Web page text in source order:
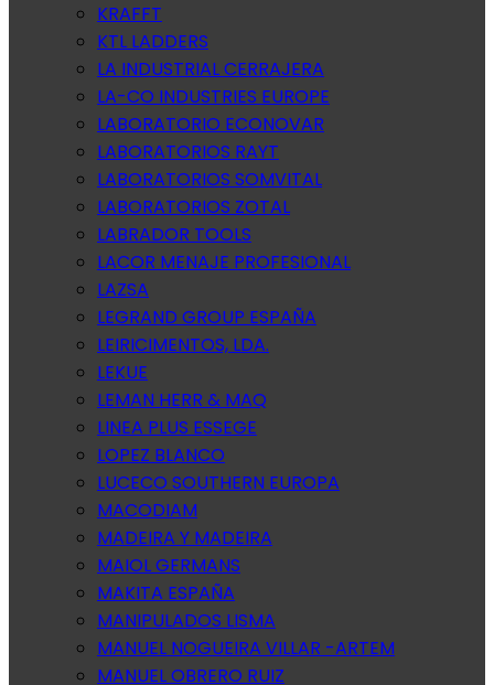
KRAFFT
KTL LADDERS
LA INDUSTRIAL CERRAJERA
LA-CO INDUSTRIES EUROPE
LABORATORIO ECONOVAR
LABORATORIOS RAYT
LABORATORIOS SOMVITAL
LABORATORIOS ZOTAL
LABRADOR TOOLS
LACOR MENAJE PROFESIONAL
LAZSA
LEGRAND GROUP ESPAÑA
LEIRICIMENTOS, LDA.
LEKUE
LEMAN HERR & MAQ
LINEA PLUS ESSEGE
LOPEZ BLANCO
LUCECO SOUTHERN EUROPA
MACODIAM
MADEIRA Y MADEIRA
MAIOL GERMANS
MAKITA ESPAÑA
MANIPULADOS LISMA
MANUEL NOGUEIRA VILLAR -ARTEM
MANUEL OBRERO RUIZ